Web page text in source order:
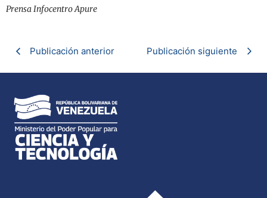
Prensa Infocentro Apure
Publicación anterior Publicación siguiente